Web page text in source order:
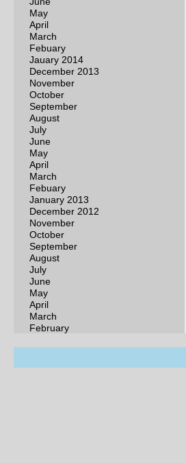
May
April
March
Febuary
Jauary 2014
December 2013
November
October
September
August
July
June
May
April
March
Febuary
January 2013
December 2012
November
October
September
August
July
June
May
April
March
February